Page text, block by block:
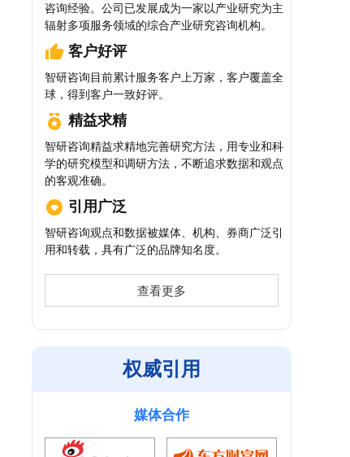
咨询经验。公司已发展成为一家以产业研究为主
辐射多项服务领域的综合产业研究咨询机构。
客户好评
智研咨询目前累计服务客户上万家，客户覆盖全
球，得到客户一致好评。
精益求精
智研咨询精益求精地完善研究方法，用专业和科
学的研究模型和调研方法，不断追求数据和观点
的客观准确。
引用广泛
智研咨询观点和数据被媒体、机构、券商广泛引
用和转载，具有广泛的品牌知名度。
查看更多
权威引用
媒体合作